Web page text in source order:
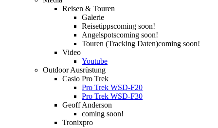
Reisen & Touren
Galerie
Reisetippscoming soon!
Angelspotscoming soon!
Touren (Tracking Daten)coming soon!
Video
Youtube
Outdoor Ausrüstung
Casio Pro Trek
Pro Trek WSD-F20
Pro Trek WSD-F30
Geoff Anderson
coming soon!
Tronixpro